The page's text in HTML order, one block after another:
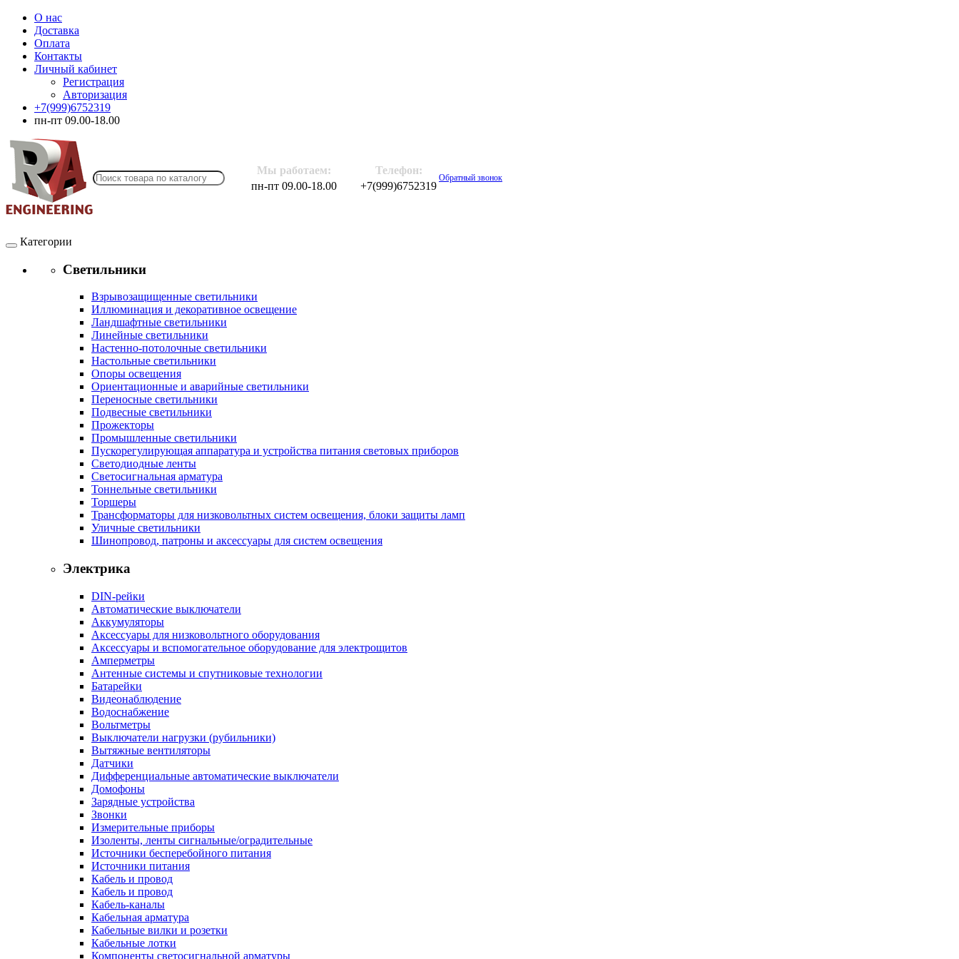
О нас
Доставка
Оплата
Контакты
Личный кабинет
Регистрация
Авторизация
+7(999)6752319
пн-пт 09.00-18.00
Мы работаем:
Телефон:
пн-пт 09.00-18.00
+7(999)6752319
Обратный звонок
Категории
Светильники
Взрывозащищенные светильники
Иллюминация и декоративное освещение
Ландшафтные светильники
Линейные светильники
Настенно-потолочные светильники
Настольные светильники
Опоры освещения
Ориентационные и аварийные светильники
Переносные светильники
Подвесные светильники
Прожекторы
Промышленные светильники
Пускорегулирующая аппаратура и устройства питания световых приборов
Светодиодные ленты
Светосигнальная арматура
Тоннельные светильники
Торшеры
Трансформаторы для низковольтных систем освещения, блоки защиты ламп
Уличные светильники
Шинопровод, патроны и аксессуары для систем освещения
Электрика
DIN-рейки
Автоматические выключатели
Аккумуляторы
Аксессуары для низковольтного оборудования
Аксессуары и вспомогательное оборудование для электрощитов
Амперметры
Антенные системы и спутниковые технологии
Батарейки
Видеонаблюдение
Водоснабжение
Вольтметры
Выключатели нагрузки (рубильники)
Вытяжные вентиляторы
Датчики
Дифференциальные автоматические выключатели
Домофоны
Зарядные устройства
Звонки
Измерительные приборы
Изоленты, ленты сигнальные/оградительные
Источники бесперебойного питания
Источники питания
Кабель и провод
Кабель и провод
Кабель-каналы
Кабельная арматура
Кабельные вилки и розетки
Кабельные лотки
Компоненты светосигнальной арматуры